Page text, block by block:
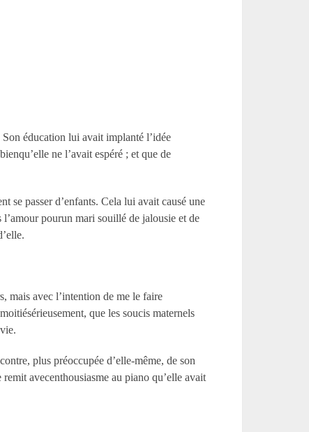
éducation lui avait implanté l’idée
ne l’avait espéré ; et que de
se passer d’enfants. Cela lui avait causé une
pourun mari souillé de jalousie et de
mais avec l’intention de me le faire
que les soucis maternels
plus préoccupée d’elle-même, de son
avecenthousiasme au piano qu’elle avait